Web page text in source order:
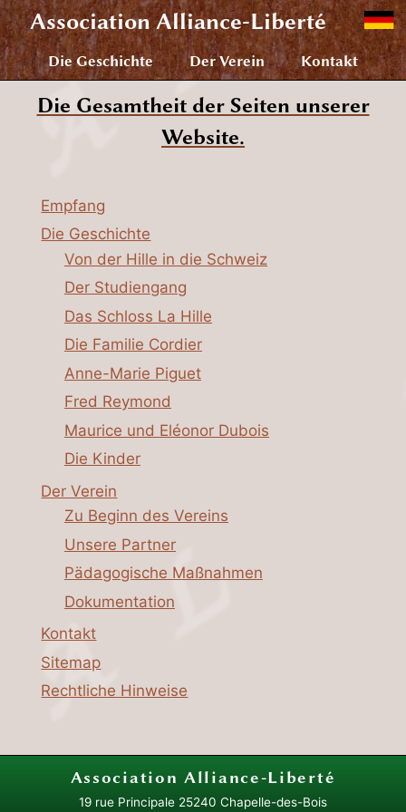
AssociationAlliance-Liberté
Die Geschichte Der Verein Kontakt
Die Gesamtheit der Seiten unserer
Website.
Empfang
Die Geschichte
Von der Hille in die Schweiz
Der Studiengang
Das Schloss La Hille
Die Familie Cordier
Anne-Marie Piguet
Fred Reymond
Maurice und Eléonor Dubois
Die Kinder
Der Verein
Zu Beginn des Vereins
Unsere Partner
Pädagogische Maßnahmen
Dokumentation
Kontakt
Sitemap
Rechtliche Hinweise
AssociationAlliance-Liberté
19 rue Principale 25240 Chapelle-des-Bois